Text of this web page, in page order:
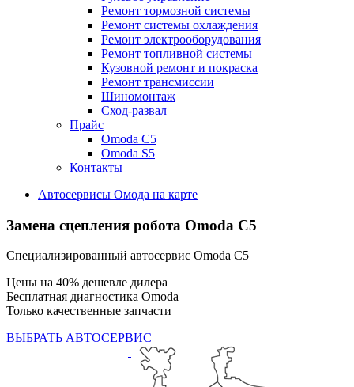
Ремонт тормозной системы
Ремонт системы охлаждения
Ремонт электрооборудования
Ремонт топливной системы
Кузовной ремонт и покраска
Ремонт трансмиссии
Шиномонтаж
Сход-развал
Прайс
Omoda C5
Omoda S5
Контакты
Автосервисы Омода на карте
Замена сцепления робота Omoda C5
Специализированный автосервис Omoda C5
Цены на 40% дешевле дилера
Бесплатная диагностика Omoda
Только качественные запчасти
ВЫБРАТЬ АВТОСЕРВИС